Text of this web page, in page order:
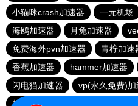
小猫咪crash加速器
一元机场
海鸥加速器
月兔加速器
免费海外pvn加速器
青柠加速
香蕉加速器
hammer加速器
闪电猫加速器
vp(永久免费)加
起飞加速器